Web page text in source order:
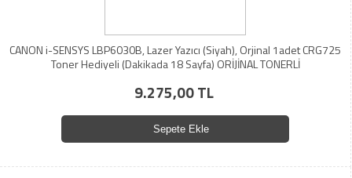
CANON i-SENSYS LBP6030B, Lazer Yazıcı (Siyah), Orjinal 1adet CRG725
Toner Hediyeli (Dakikada 18 Sayfa) ORİJİNAL TONERLİ
9.275,00 TL
Sepete Ekle